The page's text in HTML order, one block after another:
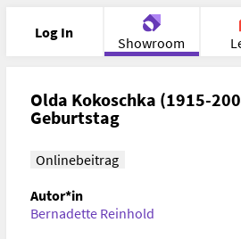
Log In
Showroom
Portfolio Image
Olda Kokoschka (1915-
Geburtstag
Onlinebeitrag
Autor*in
Bernadette Reinhold